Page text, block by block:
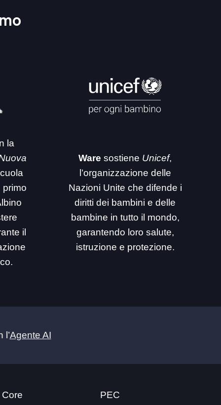
la
primo
il
Ware sostiene Unicef,
l’organizzazione delle
Nazioni Unite che difende i
diritti dei bambini e delle
bambine in tutto il mondo,
garantendo loro salute,
istruzione e protezione.
l’Agente AI
PEC